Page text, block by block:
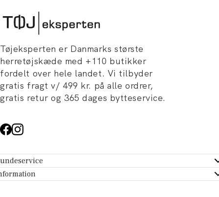
Tøjeksperten er Danmarks største
herretøjskæde med +110 butikker
fordelt over hele landet. Vi tilbyder
gratis fragt v/ 499 kr. på alle ordrer,
gratis retur og 365 dages bytteservice.
- Hjælpecenter
Tøjeksperten